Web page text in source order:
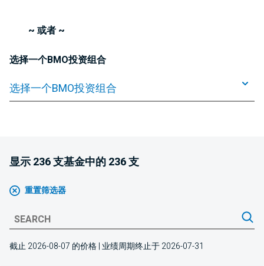
~ 或者 ~
选择一个BMO投资组合
选择一个BMO投资组合
显示 236 支基金中的 236 支
重置筛选器
截止 2026-08-07 的价格 | 业绩周期终止于 2026-07-31